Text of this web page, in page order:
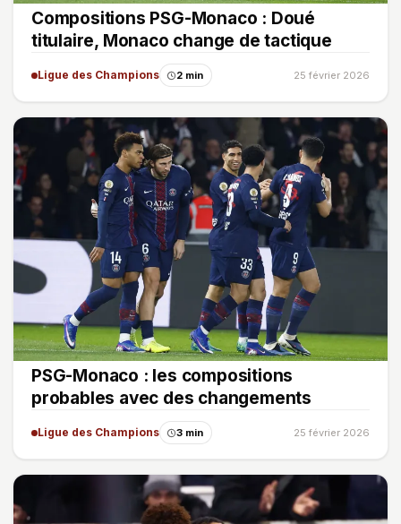
Compositions PSG-Monaco : Doué
titulaire, Monaco change de tactique
Ligue des Champions 2 min 25 février 2026
PSG-Monaco : les compositions
probables avec des changements
Ligue des Champions 3 min 25 février 2026